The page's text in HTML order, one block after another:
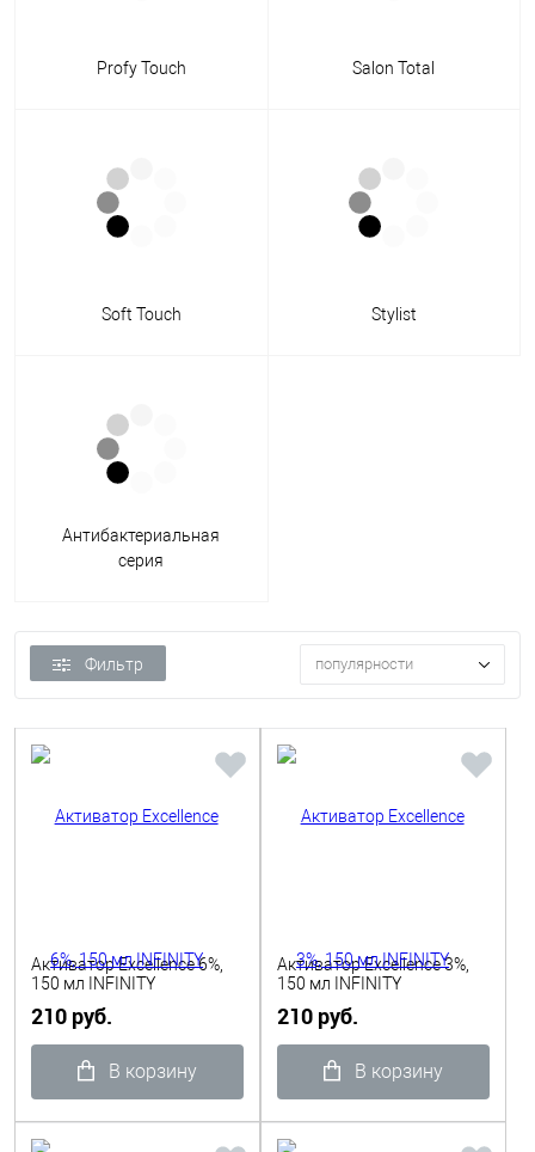
Profy Touch Salon Total
Soft Touch Stylist
Антибактериальная
серия
Фильтр популярности
Активатор Excellence 6%,
150 мл INFINITY
210 руб.
В корзину
Активатор Excellence 3%,
150 мл INFINITY
210 руб.
В корзину